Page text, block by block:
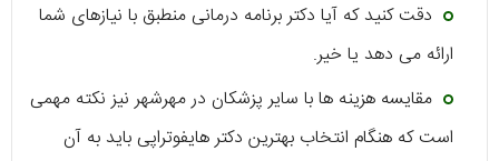
دقت کنید که آیا دکتر برنامه درمانی منطبق با نیازهای شما
ارائه می دهد یا خیر.
مقایسه هزینه ها با سایر پزشکان در مهرشهر نیز نکته مهمی
است که هنگام انتخاب بهترین دکتر هایفوتراپی باید به آن